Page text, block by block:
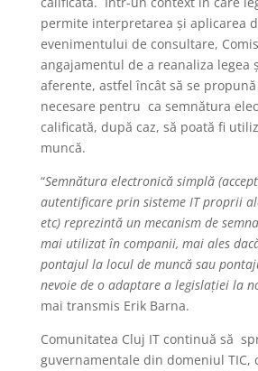
permite interpretarea și aplicarea
evenimentului de consultare,
angajamentul de a reanaliza legea
aferente, astfel încât să se
necesare pentru ca semnătura
calificată, după caz, să poată fi
muncă.
“Semnătura electronică simplă
autentificare prin sisteme IT proprii
etc) reprezintă un mecanism de
mai utilizat în companii, mai ales
pontajul la locul de muncă sau
nevoie de o adaptare a legislației la
mai transmis Erik Barna.
Comunitatea Cluj IT continuă să
guvernamentale din domeniul TIC,